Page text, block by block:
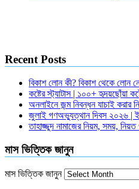
Recent Posts
বিকাশ লোন কী? বিকাশ থেকে লোন
কষ্টের স্ট্যাটাস | ১০০+ হৃদয়ছোঁয়া
অনলাইনে জন্ম নিবন্ধন যাচাই করার
জুলাই গণঅভ্যুত্থান দিবস ২০২৬ |
তাহাজ্জুদ নামাজের নিয়ম, সময়,
মাস ভিত্তিক জানুন
মাস ভিত্তিক জানুন